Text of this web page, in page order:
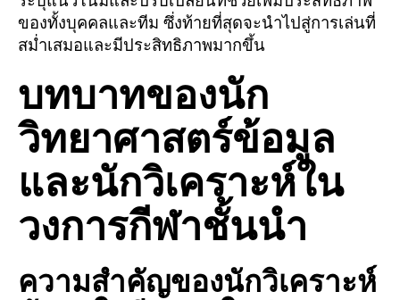
ของทั้งบุคคลและทีม ซึ่งท้ายที่สุดจะนำไปสู่การเล่นที่
สม่ำเสมอและมีประสิทธิภาพมากขึ้น
บทบาทของนัก
วิทยาศาสตร์ข้อมูล
และนักวิเคราะห์ใน
วงการกีฬาชั้นนำ
ความสำคัญของนักวิเคราะห์